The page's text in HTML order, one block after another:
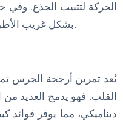
الحركة لتثبيت الجذع.
بشكل غريب الأطوار للتحكم في تمدد العمود الفقري.
يُعد تمرين أرجحة الجرس
القلب. فهو يدمج العديد
ديناميكي، مما يوفر فوائد